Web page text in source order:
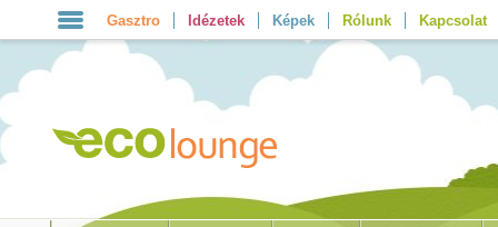
Gasztro Idézetek Képek Rólunk Kapcsolat